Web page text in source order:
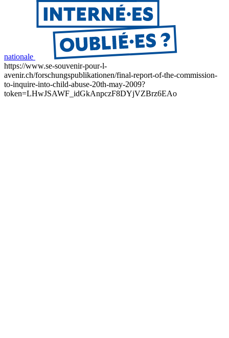
nationale
https://www.se-souvenir-pour-l-
avenir.ch/forschungspublikationen/final-report-of-the-commission-
to-inquire-into-child-abuse-20th-may-2009?
token=LHwJSAWF_idGkAnpczF8DYjVZBrz6EAo